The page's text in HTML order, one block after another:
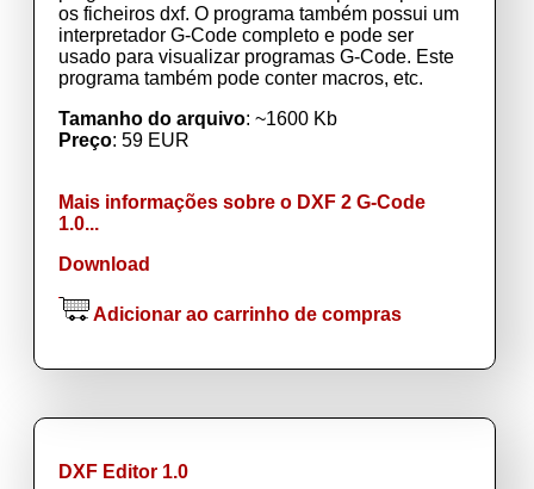
os ficheiros dxf. O programa também possui um
interpretador G-Code completo e pode ser
usado para visualizar programas G-Code. Este
programa também pode conter macros, etc.
Tamanho do arquivo: ~1600 Kb
Preço: 59 EUR
Mais informações sobre o DXF 2 G-Code
1.0...
Download
Adicionar ao carrinho de compras
DXF Editor 1.0